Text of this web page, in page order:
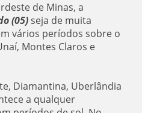
de Minas, a
(05)seja de muita
vários períodos sobre o
Montes Claros e
Diamantina, Uberlândia
a qualquer